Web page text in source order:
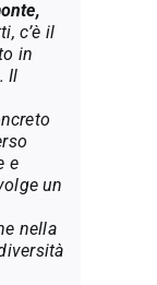
c’è il
in
Il
e
un
nella